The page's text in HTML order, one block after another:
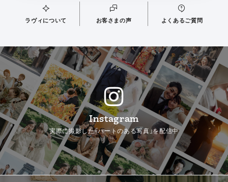
ラヴィについて お客さまの声 よくあるご質問
Instagram
実際に撮影した「ハートのある写真」を配信中